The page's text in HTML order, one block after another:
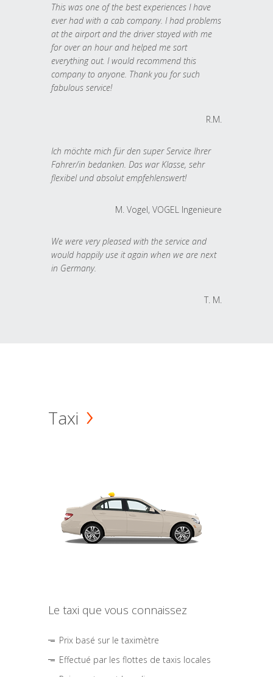
This was one of the best experiences I have
ever had with a cab company. I had problems
at the airport and the driver stayed with me
for over an hour and helped me sort
everything out. I would recommend this
company to anyone. Thank you for such
fabulous service!
R.M.
Ich möchte mich für den super Service Ihrer
Fahrer/in bedanken. Das war Klasse, sehr
flexibel und absolut empfehlenswert!
M. Vogel, VOGEL Ingenieure
We were very pleased with the service and
would happily use it again when we are next
in Germany.
T. M.
Taxi
Le taxi que vous connaissez
Prix basé sur le taximètre
Effectué par les flottes de taxis locales